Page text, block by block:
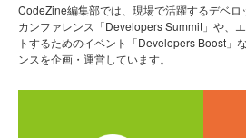
CodeZine編集部では、現場で活躍するデベ
カンファレンス「Developers Summit」や、
トするためのイベント「Developers Boost」
ンスを企画・運営しています。